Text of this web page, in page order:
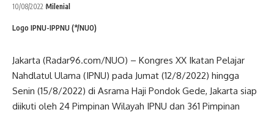
10/08/2022 Milenial
Logo IPNU-IPPNU (*/NUO)
Jakarta (Radar96.com/NUO) – Kongres XX Ikatan Pelajar
Nahdlatul Ulama (IPNU) pada Jumat (12/8/2022) hingga
Senin (15/8/2022) di Asrama Haji Pondok Gede, Jakarta siap
diikuti oleh 24 Pimpinan Wilayah IPNU dan 361 Pimpinan